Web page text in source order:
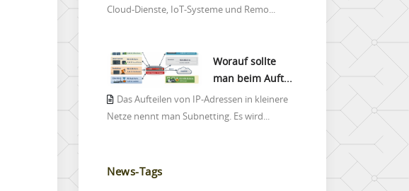
Cloud-Dienste, IoT-Systeme und Remo...
Worauf sollte
man beim Auft...
Das Aufteilen von IP-Adressen in kleinere
Netze nennt man Subnetting. Es wird...
News-Tags